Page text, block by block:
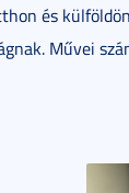
és
Művei